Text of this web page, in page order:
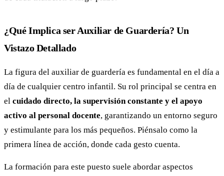
¿Qué Implica ser Auxiliar de Guardería? Un
Vistazo Detallado
La figura del auxiliar de guardería es fundamental en el día a
día de cualquier centro infantil. Su rol principal se centra en
el cuidado directo, la supervisión constante y el apoyo
activo al personal docente, garantizando un entorno seguro
y estimulante para los más pequeños. Piénsalo como la
primera línea de acción, donde cada gesto cuenta.
La formación para este puesto suele abordar aspectos